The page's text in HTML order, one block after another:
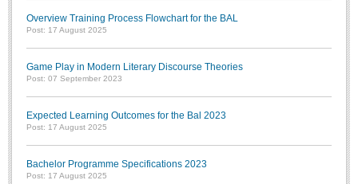
Overview Training Process Flowchart for the BAL
Post: 17 August 2025
Game Play in Modern Literary Discourse Theories
Post: 07 September 2023
Expected Learning Outcomes for the Bal 2023
Post: 17 August 2025
Bachelor Programme Specifications 2023
Post: 17 August 2025